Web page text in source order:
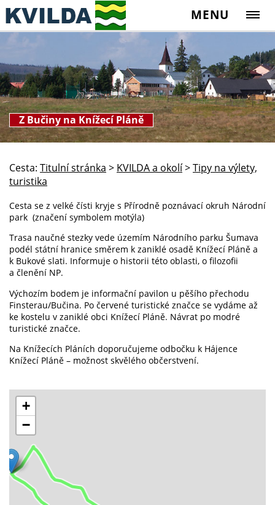
MENU
Z Bučiny na Knížecí Pláně
Cesta: Titulní stránka > KVILDA a okolí>Tipy na výlety,
turistika
Cesta se z velké čísti kryje s Přírodně poznávací okruh Národní
park (značení symbolem motýla)
Trasa naučné stezky vede územím Národního parku Šumava
podél státní hranice směrem k zaniklé osadě Knížecí Pláně a
k Bukové slati. Informuje o historii této oblasti, o filozofii
a členění NP.
Výchozím bodem je informační pavilon u pěšího přechodu
Finsterau/Bučina. Po červené turistické značce se vydáme až
ke kostelu v zaniklé obci Knížecí Pláně. Návrat po modré
turistické značce.
Na Knížecích Pláních doporučujeme odbočku k Hájence
Knížecí Pláně – možnost skvělého občerstvení.